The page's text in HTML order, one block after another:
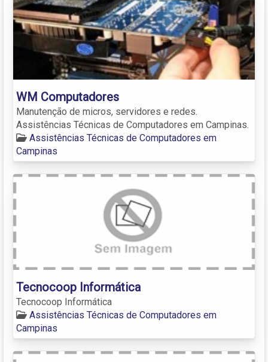
WM Computadores
Manutenção de micros, servidores e redes.
Assistências Técnicas de Computadores em Campinas.
Assistências Técnicas de Computadores em
Campinas
Tecnocoop Informática
Tecnocoop Informática
Assistências Técnicas de Computadores em
Campinas